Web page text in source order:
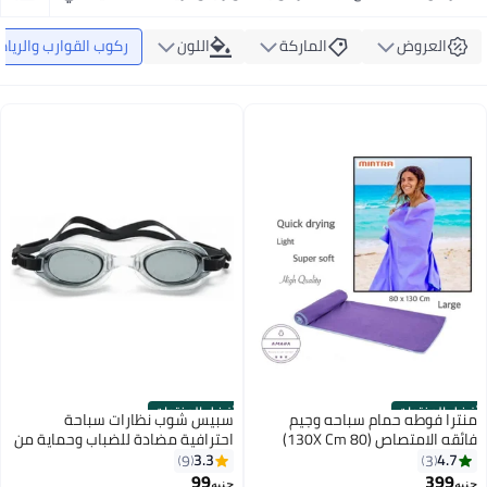
العروض
الماركة اللون ركوب القوارب
أفضل المنتجات
منترا فوطه حمام سباحه وجيم
فائقه الامتصاص (80 130X Cm)
4.7
3
جنيه#1 في مناشف السباحة
أفضل المنتجات
سبيس شوب نظارات سباحة
احترافية مضادة للضباب وحماية من
الأشعة فوق البنفسجية وعدسات
رؤية واسعة مقاومة للتسرب مع
3.3
9
جنيه